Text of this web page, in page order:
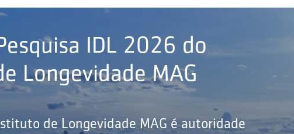
IDL 2026 do
Longevidade MAG
de Longevidade MAG é autoridade